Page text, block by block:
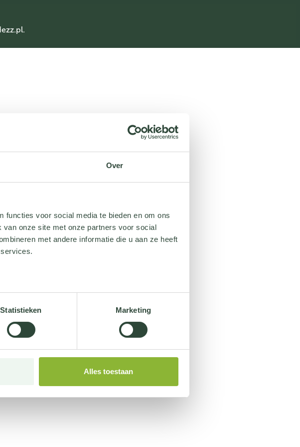
Over
functies voor social media te bieden en om ons
onze site met onze partners voor social
met andere informatie die u aan ze heeft
Statistieken Marketing
Alles toestaan
.